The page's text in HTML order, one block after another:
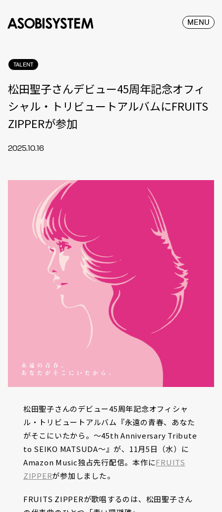
MENU
TALENT
松田聖子さんデビュー45周年記念オフィ
シャル・トリビュートアルバムにFRUITS
ZIPPERが参加
2025.10.16
松田聖子さんのデビュー45周年記念オフィシャ
ル・トリビュートアルバム『永遠の青春、あなた
がそこにいたから。～45th Anniversary Tribute
to SEIKO MATSUDA～』が、11月5日（水）に
Amazon Music独占先行配信。本作にFRUITS
ZIPPERが参加しました。
FRUITS ZIPPERが歌唱するのは、松田聖子さん